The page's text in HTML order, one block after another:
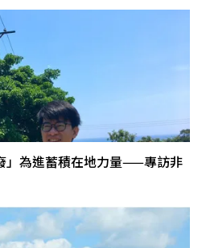
」為進蓄積在地力量——專訪非